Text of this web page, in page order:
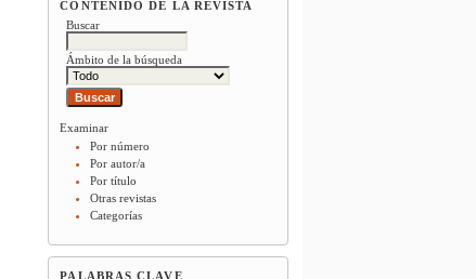
CONTENIDO DE LA REVISTA
Buscar
Ámbito de la búsqueda
Examinar
Por número
Por autor/a
Por título
Otras revistas
Categorías
PALABRAS CLAVE